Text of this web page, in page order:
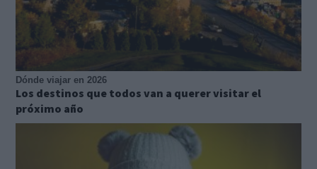
Dónde viajar en 2026
Los destinos que todos van a querer visitar el
próximo año